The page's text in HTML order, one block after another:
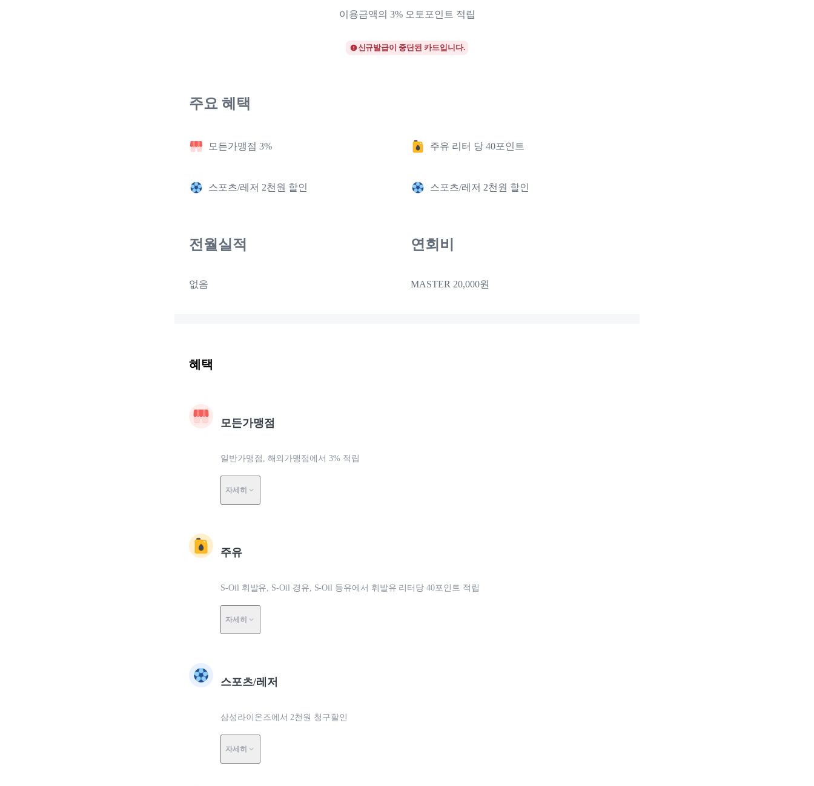
이용금액의 3% 오토포인트 적립
신규발급이 중단된 카드입니다.
주요 혜택
모든가맹점 3% 주유 리터 당 40포인트
스포츠/레저 2천원 할인 스포츠/레저 2천원 할인
전월실적
없음
연회비
MASTER 20,000원
혜택
모든가맹점
일반가맹점, 해외가맹점에서 3% 적립
자세히
주유
S-Oil 휘발유, S-Oil 경유, S-Oil 등유에서 휘발유 리터당 40포인트 적립
자세히
스포츠/레저
삼성라이온즈에서 2천원 청구할인
자세히